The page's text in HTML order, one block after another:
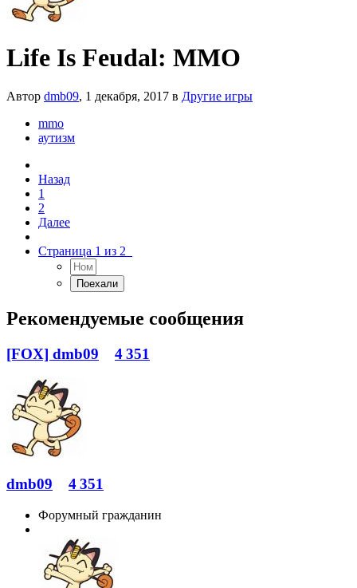
Life Is Feudal: MMO
Автор dmb09, 1 декабря, 2017 в Другие игры
mmo
аутизм
Назад
1
2
Далее
Страница 1 из 2
Рекомендуемые сообщения
[FOX] dmb09 4 351
dmb09 4 351
Форумный гражданин